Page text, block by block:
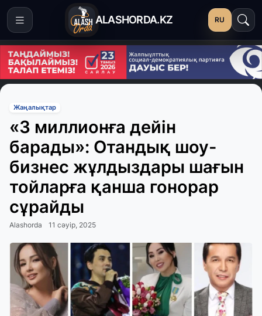
ALASHORDA.KZ RU
Жаңалықтар
«3 миллионға дейін
барады»: Отандық шоу-
бизнес жұлдыздары шағын
тойларға қанша гонорар
сұрайды
Alashorda 11 сәуір, 2025